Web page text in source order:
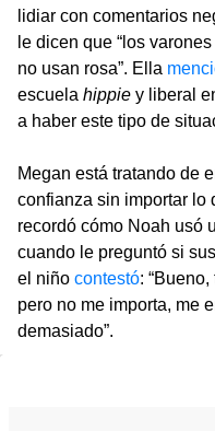
lidiar con comentarios
le dicen que “los
no usan rosa”. Ella
escuela hippie y liberal
a haber este tipo de
Megan está tratando de
confianza sin importar lo
recordó cómo Noah usó
cuando le preguntó si
el niño contestó:
pero no me importa, me
demasiado”.